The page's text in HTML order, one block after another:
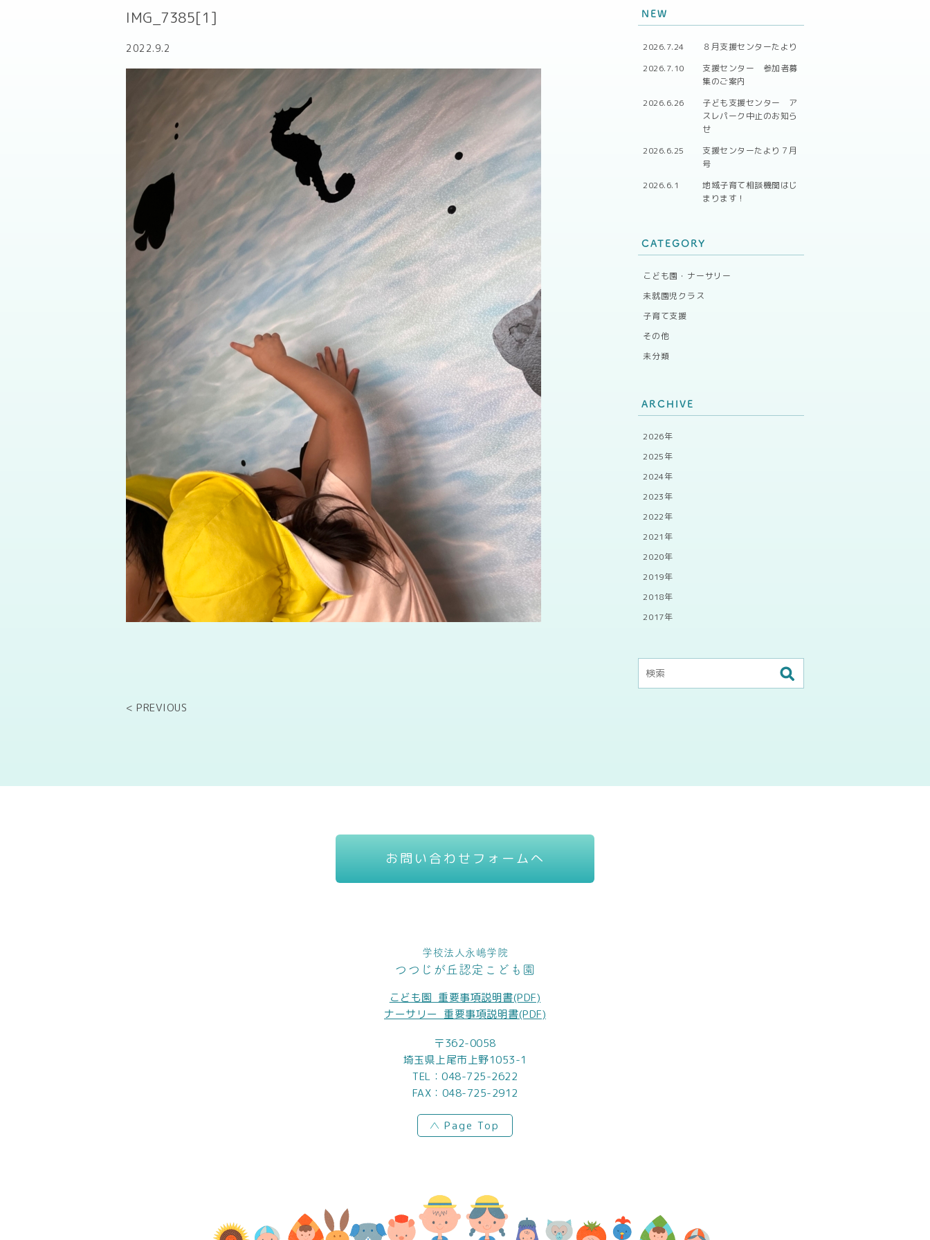
IMG_7385[1]
2022.9.2
< PREVIOUS
NEW
2026.7.24
８月支援センターたより
2026.7.10
支援センター 参加者募
集のご案内
2026.6.26
子ども支援センター ア
スレパーク中止のお知ら
せ
2026.6.25
支援センターたより７月
号
2026.6.1
地域子育て相談機関はじ
まります！
CATEGORY
こども園・ナーサリー
未就園児クラス
子育て支援
その他
未分類
ARCHIVE
2026年
2025年
2024年
2023年
2022年
2021年
2020年
2019年
2018年
2017年
お問い合わせフォームへ
学校法人永嶋学院
つつじが丘認定こども園
こども園_重要事項説明書(PDF)
ナーサリー_重要事項説明書(PDF)
〒362-0058
埼玉県上尾市上野1053-1
TEL： 048-725-2622
FAX：048-725-2912
Page Top